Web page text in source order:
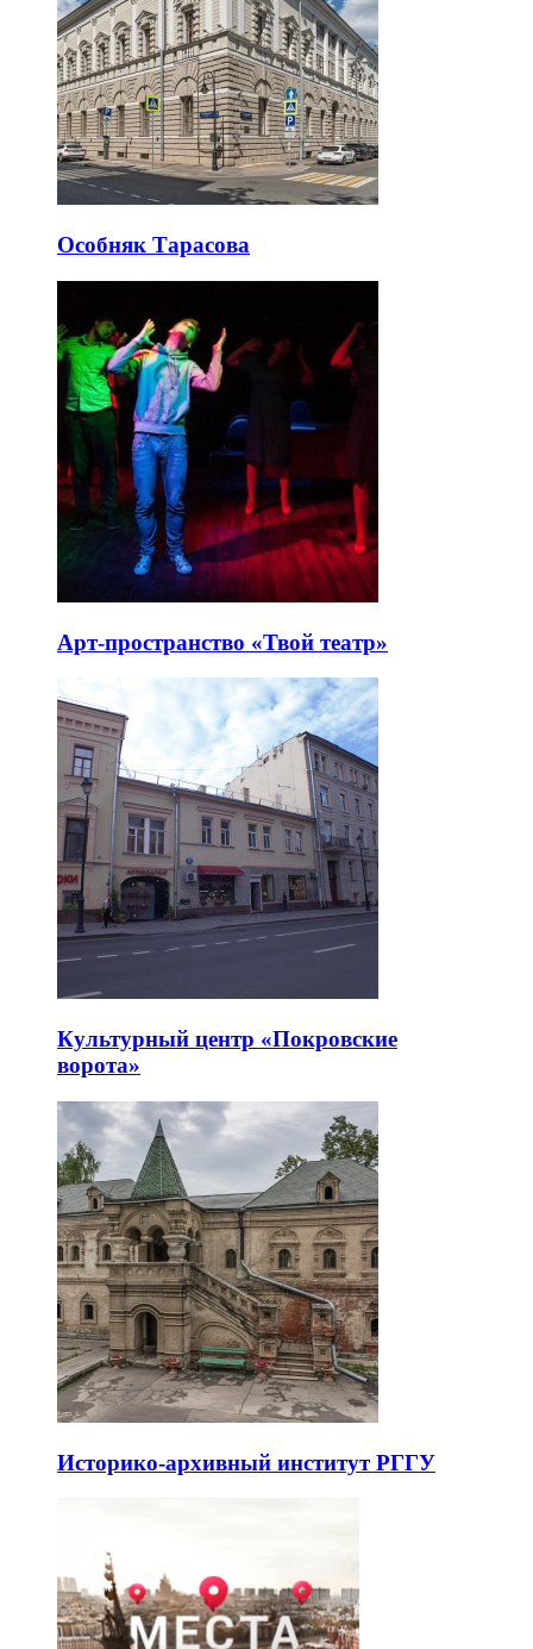
Особняк Тарасова
Арт-пространство «Твой театр»
Культурный центр «Покровские
ворота»
Историко-архивный институт РГГУ